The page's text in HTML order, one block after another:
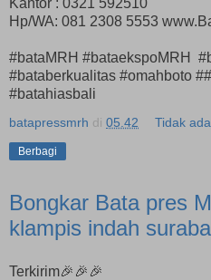
Kantor : 0321 592510
Hp/WA: 081 2308 5553
#bataMRH #bataekspoMRH
#bataberkualitas #omahboto
#batahiasbali
batapressmrh di 05.42 Tidak
Berbagi
Bongkar Bata pres
klampis indah
Terkirim🎉🎉🎉